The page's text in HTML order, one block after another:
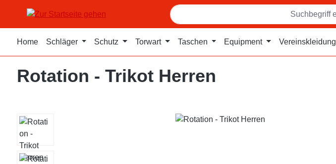
Hauptinhalt springen
Zur Suche springen
Zur Hauptnavigation springen
Home Schläger Schutz Torwart Taschen Equipment Vereinskleidung
Rotation - Trikot Herren
Bildergalerie überspringen